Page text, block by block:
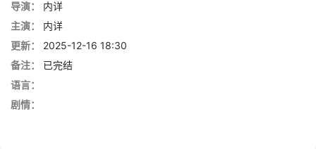
导演：
内详
主演：
内详
更新：
2025-12-16 18:30
备注：
已完结
语言：
剧情：